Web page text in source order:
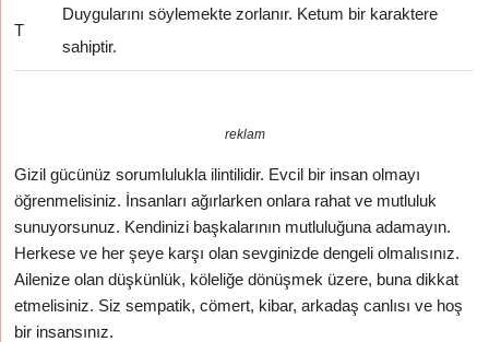
T
Duygularını söylemekte zorlanır. Ketum bir karaktere
sahiptir.
reklam
Gizil gücünüz sorumlulukla ilintilidir. Evcil bir insan olmayı
öğrenmelisiniz. İnsanları ağırlarken onlara rahat ve mutluluk
sunuyorsunuz. Kendinizi başkalarının mutluluğuna adamayın.
Herkese ve her şeye karşı olan sevginizde dengeli olmalısınız.
Ailenize olan düşkünlük, köleliğe dönüşmek üzere, buna dikkat
etmelisiniz. Siz sempatik, cömert, kibar, arkadaş canlısı ve hoş
bir insansınız.